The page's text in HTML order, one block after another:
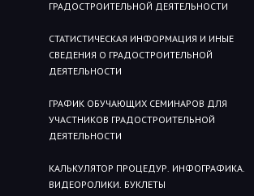
ГРАДОСТРОИТЕЛЬНОЙ ДЕЯТЕЛЬНОСТИ
СТАТИСТИЧЕСКАЯ ИНФОРМАЦИЯ И ИНЫЕ
СВЕДЕНИЯ О ГРАДОСТРОИТЕЛЬНОЙ
ДЕЯТЕЛЬНОСТИ
ГРАФИК ОБУЧАЮЩИХ СЕМИНАРОВ ДЛЯ
УЧАСТНИКОВ ГРАДОСТРОИТЕЛЬНОЙ
ДЕЯТЕЛЬНОСТИ
КАЛЬКУЛЯТОР ПРОЦЕДУР. ИНФОГРАФИКА.
ВИДЕОРОЛИКИ. БУКЛЕТЫ